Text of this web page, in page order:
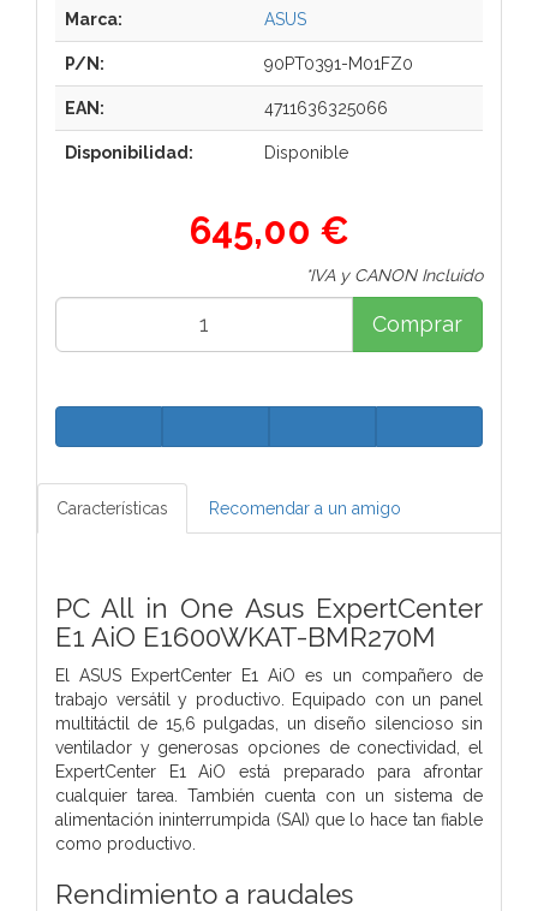
Marca: ASUS
P/N: 90PT0391-M01FZ0
EAN: 4711636325066
Disponibilidad: Disponible
645,00 €
*IVA y CANON Incluido
Comprar
Características Recomendar a un amigo
PC All in One Asus ExpertCenter
E1 AiO E1600WKAT-BMR270M
El ASUS ExpertCenter E1 AiO es un compañero de
trabajo versátil y productivo. Equipado con un panel
multitáctil de 15,6 pulgadas, un diseño silencioso sin
ventilador y generosas opciones de conectividad, el
ExpertCenter E1 AiO está preparado para afrontar
cualquier tarea. También cuenta con un sistema de
alimentación ininterrumpida (SAI) que lo hace tan fiable
como productivo.
Rendimiento a raudales